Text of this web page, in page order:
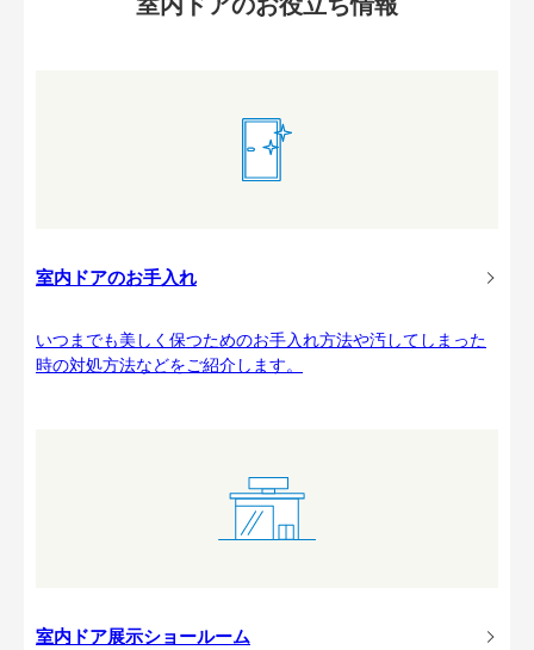
室内ドアのお手入れ
いつまでも美しく保つためのお手入れ方法や汚してしまった
時の対処方法などをご紹介します。
室内ドア展示ショールーム